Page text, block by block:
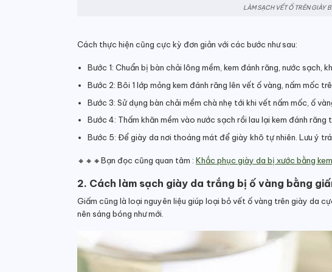
LÀM SẠCH VẾT Ố TRÊN GIÀY
Cách thực hiện cũng cực kỳ đơn giản với các bước như sau:
Bước 1: Chuẩn bị bàn chải lông mềm, kem đánh răng, nước sạch,
Bước 2: Bôi 1 lớp mỏng kem đánh răng lên vết ố vàng, nấm mốc
Bước 3: Sử dụng bàn chải mềm chà nhẹ tới khi vết nấm mốc, ố
Bước 4: Thấm khăn mềm vào nước sạch rồi lau lại kem đánh răng
Bước 5: Để giày da nơi thoáng mát để giày khô tự nhiên. Lưu ý
🔸🔸🔸Bạn đọc cũng quan tâm : Khắc phục giày da bị xước bằng
2. Cách làm sạch giày da trắng bị ố vàng bằng
Giấm cũng là loại nguyên liệu giúp loại bỏ vết ố vàng trên giày da
nên sáng bóng như mới.